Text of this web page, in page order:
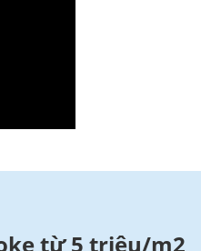
từ 5 triệu/m2